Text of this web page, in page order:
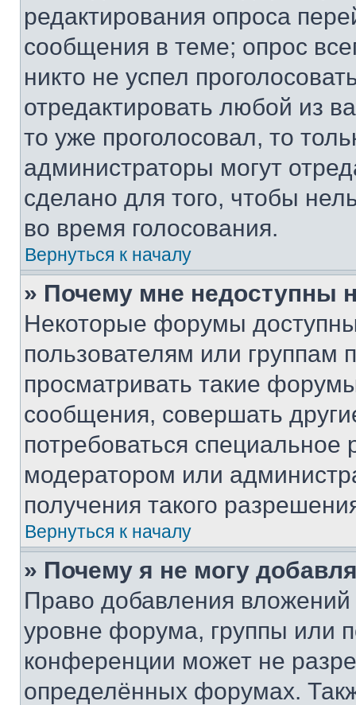
редактирования опроса
сообщения в теме; опрос
никто не успел
отредактировать любой из
то уже проголосовал, то
администраторы могут
сделано для того, чтобы
во время голосования.
Вернуться к началу
» Почему мне недоступны
Некоторые форумы
пользователям или группам
просматривать такие
сообщения, совершать
потребоваться
модератором или
получения такого
Вернуться к началу
» Почему я не могу
Право добавления
уровне форума, группы или
конференции может не
определённых форумах.